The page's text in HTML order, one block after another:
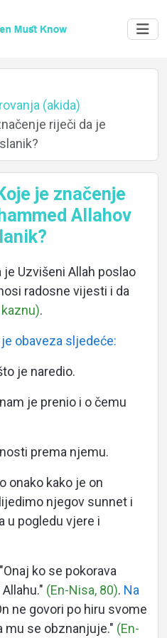
(akida)
riječi da je
je značenje
Allahov
je Uzvišeni Allah poslao
radosne vijesti i da
.
je obaveza sljedeće:
je naredio.
je prenio i o čemu
prema njemu.
onako kako je on
njegov sunnet i
u pogledu vjere i
ko se pokorava
(En-Nisa, 80). Na
ne govori po hiru svome
mu se obznanjuje." (En-